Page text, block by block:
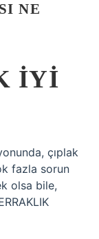
NE
IYI
çıplak
fazla sorun
olsa bile,